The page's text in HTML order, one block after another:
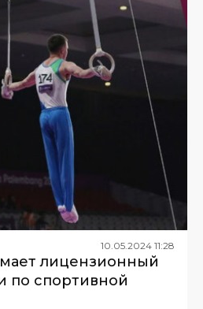
10 05 2024 11:28
лицензионный
по спортивной